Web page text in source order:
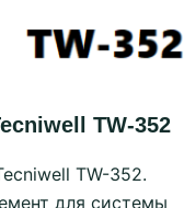
TW-352
TW-352.
для системы